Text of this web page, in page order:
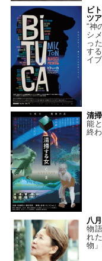
ビ
ツ
“神
シ
っ
す
イ
清
能
終
八
物
れ
物